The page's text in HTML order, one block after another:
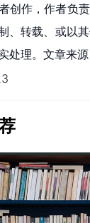
创作，作者负
、转载、或以
处理。文章来